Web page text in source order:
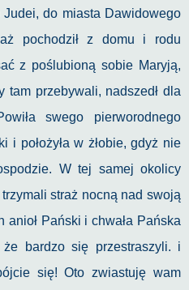
do miasta Dawidowego
pochodził z domu i rodu
z poślubioną sobie Maryją,
tam przebywali, nadszedł dla
swego pierworodnego
i położyła w żłobie, gdyż nie
W tej samej okolicy
straż nocną nad swoją
anioł Pański i chwała Pańska
bardzo się przestraszyli. i
się! Oto zwiastuję wam